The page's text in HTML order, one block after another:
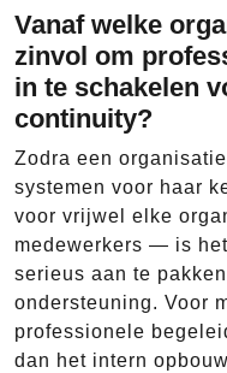
Vanaf welke
zinvol om
in te schakelen
continuity?
Zodra een
systemen voor haar
voor vrijwel elke
medewerkers — is
serieus aan te
ondersteuning. Voor
professionele
dan het intern